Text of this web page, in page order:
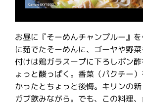
お昼に『そーめんチャンプルー』
に茹でたそーめんに、ゴーヤや野
付けは鶏ガラスープに下ろしポン
ょっと酸っぱく。香菜（パクチー
かったとちょっと後悔。キリンの
ガブ飲みながら。でも、この料理